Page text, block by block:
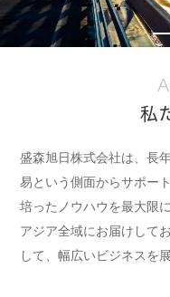
サービス
私
盛森旭日株式会社は、長
易という側面からサポー
培ったノウハウを最大限
アジア全域にお届けして
して、幅広いビジネスを展